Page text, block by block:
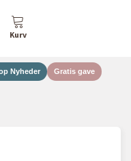
Nyheder Gratis gave